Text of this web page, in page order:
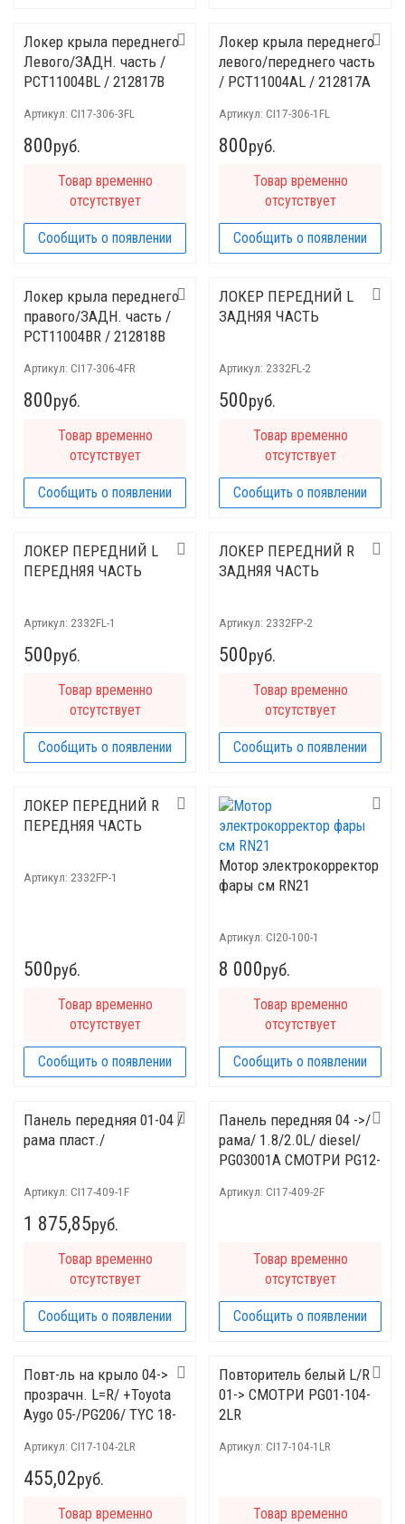
Локер крыла переднего
Левого/ЗАДН. часть /
PCT11004BL / 212817B
Артикул: CI17-306-3FL
800руб.
Товар временно
отсутствует
Сообщить о появлении
Локер крыла переднего
левого/переднего часть
/ PCT11004AL / 212817A
Артикул: CI17-306-1FL
800руб.
Товар временно
отсутствует
Сообщить о появлении
Локер крыла переднего
правого/ЗАДН. часть /
PCT11004BR / 212818B
Артикул: CI17-306-4FR
800руб.
Товар временно
отсутствует
Сообщить о появлении
ЛОКЕР ПЕРЕДНИЙ L
ЗАДНЯЯ ЧАСТЬ
Артикул: 2332FL-2
500руб.
Товар временно
отсутствует
Сообщить о появлении
ЛОКЕР ПЕРЕДНИЙ L
ПЕРЕДНЯЯ ЧАСТЬ
Артикул: 2332FL-1
500руб.
Товар временно
отсутствует
Сообщить о появлении
ЛОКЕР ПЕРЕДНИЙ R
ЗАДНЯЯ ЧАСТЬ
Артикул: 2332FP-2
500руб.
Товар временно
отсутствует
Сообщить о появлении
ЛОКЕР ПЕРЕДНИЙ R
ПЕРЕДНЯЯ ЧАСТЬ
Артикул: 2332FP-1
500руб.
Товар временно
отсутствует
Сообщить о появлении
Мотор электрокорректор
фары см RN21
Артикул: CI20-100-1
8 000руб.
Товар временно
отсутствует
Сообщить о появлении
Панель передняя 01-04 /
рама пласт./
Артикул: CI17-409-1F
1 875,85руб.
Товар временно
отсутствует
Сообщить о появлении
Панель передняя 04 ->/
рама/ 1.8/2.0L/ diesel/
PG03001A СМОТРИ PG12-
Артикул: CI17-409-2F
Товар временно
отсутствует
Сообщить о появлении
Повт-ль на крыло 04->
прозрачн. L=R/ +Toyota
Aygo 05-/PG206/ TYC 18-
Артикул: CI17-104-2LR
455,02руб.
Товар временно
Повторитель белый L/R
01-> СМОТРИ PG01-104-
2LR
Артикул: CI17-104-1LR
Товар временно